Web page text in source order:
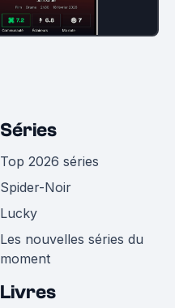
Séries
Top 2026 séries
Spider-Noir
Lucky
Les nouvelles séries du
moment
Livres